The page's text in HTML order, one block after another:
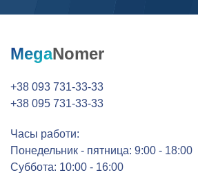
MegaNomer
+38 093 731-33-33
+38 095 731-33-33
Часы работи:
Понедельник - пятница: 9:00 - 18:00
Суббота: 10:00 - 16:00